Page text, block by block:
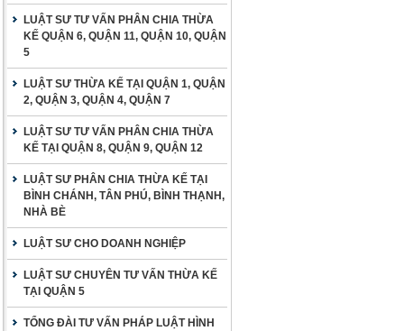
LUẬT SƯ TƯ VẤN PHÂN CHIA THỪA
KẾ QUẬN 6, QUẬN 11, QUẬN 10, QUẬN
5
LUẬT SƯ THỪA KẾ TẠI QUẬN 1, QUẬN
2, QUẬN 3, QUẬN 4, QUẬN 7
LUẬT SƯ TƯ VẤN PHÂN CHIA THỪA
KẾ TẠI QUẬN 8, QUẬN 9, QUẬN 12
LUẬT SƯ PHÂN CHIA THỪA KẾ TẠI
BÌNH CHÁNH, TÂN PHÚ, BÌNH THẠNH,
NHÀ BÈ
LUẬT SƯ CHO DOANH NGHIỆP
LUẬT SƯ CHUYÊN TƯ VẤN THỪA KẾ
TẠI QUẬN 5
TỔNG ĐÀI TƯ VẤN PHÁP LUẬT HÌNH